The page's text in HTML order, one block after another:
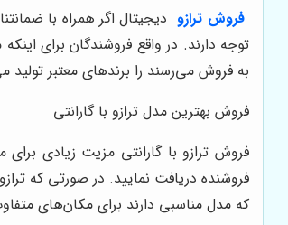
فروش ترازو دیجیتال اگر همراه با
توجه دارند. در واقع فروشندگان برای
به فروش می‌رسند را برندهای معتبر
فروش بهترین مدل ترازو با گارانتی
فروش ترازو با گارانتی مزیت زیادی
فروشنده دریافت نمایید. در صورتی که
که مدل مناسبی دارند برای مکان‌های